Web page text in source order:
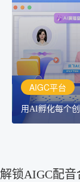
AIGC平台
用AI孵化每个
用AI孵化每个
讯飞AIGC平台
作者都拥有自
创作助手
解锁AIGC配